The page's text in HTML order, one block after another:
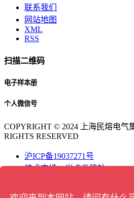
联系我们
网站地图
XML
RSS
扫描二维码
电子样本册
个人微信号
COPYRIGHT © 2024 上海民熔电气
RIGHTS RESERVED
沪ICP备19037271号
技术支持：米点云建站